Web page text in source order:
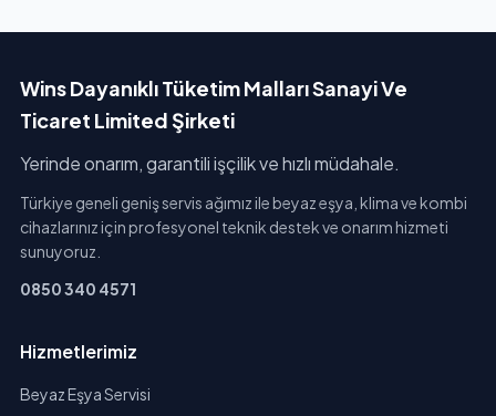
Wins Dayanıklı Tüketim Malları Sanayi Ve
Ticaret Limited Şirketi
Yerinde onarım, garantili işçilik ve hızlı müdahale.
Türkiye geneli geniş servis ağımız ile beyaz eşya, klima ve kombi
cihazlarınız için profesyonel teknik destek ve onarım hizmeti
sunuyoruz.
0850 340 4571
Hizmetlerimiz
Beyaz Eşya Servisi